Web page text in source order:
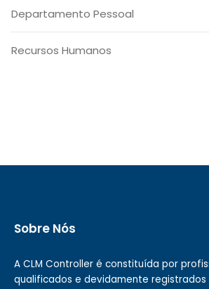
Departamento Pessoal
Recursos Humanos
Sobre Nós
A CLM Controller é constituída por
qualificados e devidamente registrados